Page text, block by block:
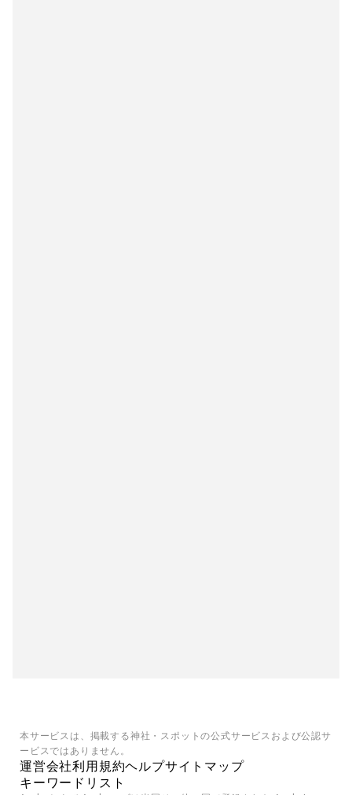
本サービスは、掲載する神社・スポットの公式サービスおよび公認サ
ービスではありません。
運営会社利用規約ヘルプサイトマップ
キーワードリスト